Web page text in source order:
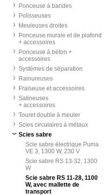
Ponceuse à bandes
Polisseuses
Meuleuses droites
Ponceuse murale et de plafond
+ accessoires
Ponceuse à béton +
accessoires
Systèmes de séparation
Rainureuses
Fraiseuse et accessoires
Satineuses
+ accessoires
Touret double à meuler
Scies circulaires à métaux
Scies sabre
Scie sabre électrique Puma
VE 3, 1300 W, 230 V
Scie sabre RS 13-32, 1300
W
Scie sabre RS 11-28, 1100
W, avec mallette de
transport